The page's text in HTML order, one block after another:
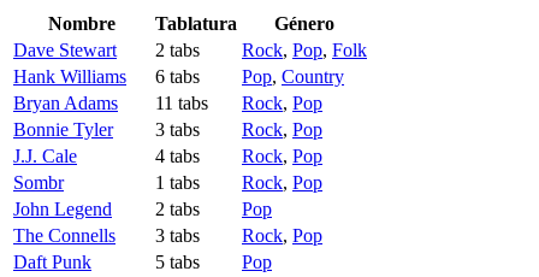
Nombre Tablatura
Género
Dave Stewart
2 tabs Rock, Pop, Folk
Hank Williams
6 tabs Pop, Country
Bryan Adams
11 tabs Rock, Pop
Bonnie Tyler
3 tabs Rock, Pop
J.J. Cale
4 tabs Rock, Pop
Sombr
1 tabs Rock, Pop
John Legend
2 tabs
Pop
The Connells
3 tabs Rock, Pop
Daft Punk
5 tabs
Pop